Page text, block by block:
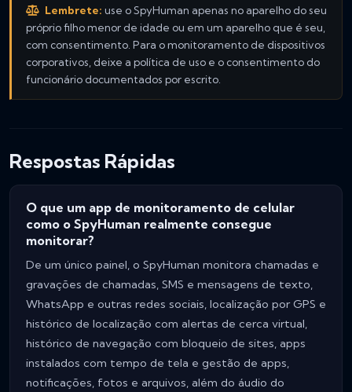
Lembrete: use o SpyHuman apenas no aparelho do seu
próprio filho menor de idade ou em um aparelho que é seu,
com consentimento. Para o monitoramento de dispositivos
corporativos, deixe a política de uso e o consentimento do
funcionário documentados por escrito.
Respostas Rápidas
O que um app de monitoramento de celular
como o SpyHuman realmente consegue
monitorar?
De um único painel, o SpyHuman monitora chamadas e
gravações de chamadas, SMS e mensagens de texto,
WhatsApp e outras redes sociais, localização por GPS e
histórico de localização com alertas de cerca virtual,
histórico de navegação com bloqueio de sites, apps
instalados com tempo de tela e gestão de apps,
notificações, fotos e arquivos, além do áudio do